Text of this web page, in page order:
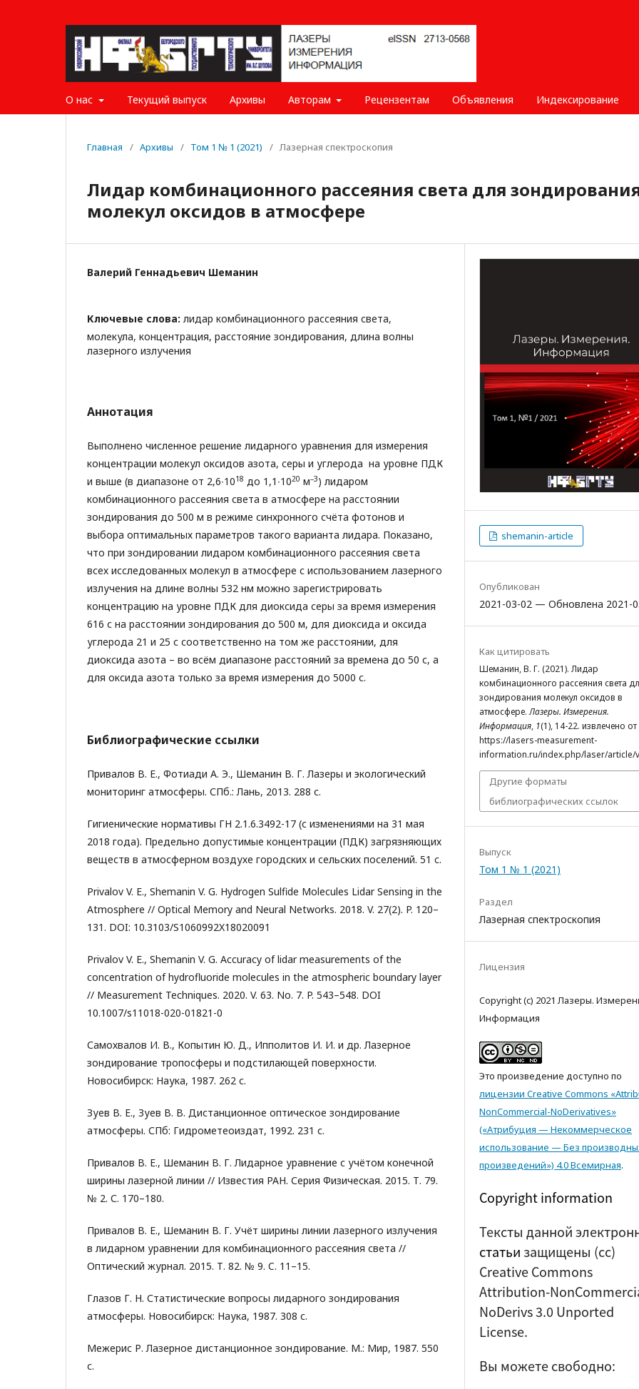
О нас Текущий выпуск Архивы Авторам Рецензентам Объявления Индексирование
Главная / Архивы / Том 1 № 1 (2021) / Лазерная спектроскопия
Лидар комбинационного рассеяния света для
молекул оксидов в атмосфере
Валерий Геннадьевич Шеманин
Ключевые слова: лидар комбинационного рассеяния света,
молекула, концентрация, расстояние зондирования, длина волны
лазерного излучения
Аннотация
Выполнено численное решение лидарного уравнения для измерения
концентрации молекул оксидов азота, серы и углерода на уровне ПДК
и выше (в диапазоне от 2,6∙1018 до 1,1∙1020 м–3) лидаром
комбинационного рассеяния света в атмосфере на расстоянии
зондирования до 500 м в режиме синхронного счёта фотонов и
выбора оптимальных параметров такого варианта лидара. Показано,
что при зондировании лидаром комбинационного рассеяния света
всех исследованных молекул в атмосфере с использованием лазерного
излучения на длине волны 532 нм можно зарегистрировать
концентрацию на уровне ПДК для диоксида серы за время измерения
616 с на расстоянии зондирования до 500 м, для диоксида и оксида
углерода 21 и 25 с соответственно на том же расстоянии, для
диоксида азота – во всём диапазоне расстояний за времена до 50 с, а
для оксида азота только за время измерения до 5000 с.
Библиографические ссылки
Привалов В. Е., Фотиади А. Э., Шеманин В. Г. Лазеры и экологический
мониторинг атмосферы. СПб.: Лань, 2013. 288 с.
Гигиенические нормативы ГН 2.1.6.3492-17 (с изменениями на 31 мая
2018 года). Предельно допустимые концентрации (ПДК) загрязняющих
веществ в атмосферном воздухе городских и сельских поселений. 51 c.
Privalov V. E., Shemanin V. G. Hydrogen Sulfide Molecules Lidar Sensing in the
Atmosphere // Optical Memory and Neural Networks. 2018. V. 27(2). P. 120–
131. DOI: 10.3103/S1060992X18020091
Privalov V. E., Shemanin V. G. Accuracy of lidar measurements of the
concentration of hydrofluoride molecules in the atmospheric boundary layer
// Measurement Techniques. 2020. V. 63. No. 7. P. 543–548. DOI
10.1007/s11018-020-01821-0
Самохвалов И. В., Копытин Ю. Д., Ипполитов И. И. и др. Лазерное
зондирование тропосферы и подстилающей поверхности.
Новосибирск: Наука, 1987. 262 с.
Зуев В. Е., Зуев В. В. Дистанционное оптическое зондирование
атмосферы. СПб: Гидрометеоиздат, 1992. 231 с.
Привалов В. Е., Шеманин В. Г. Лидарное уравнение с учётом конечной
ширины лазерной линии // Известия РАН. Серия Физическая. 2015. Т. 79.
№ 2. С. 170–180.
Привалов В. Е., Шеманин В. Г. Учёт ширины линии лазерного излучения
в лидарном уравнении для комбинационного рассеяния света //
Оптический журнал. 2015. Т. 82. № 9. C. 11–15.
Глазов Г. Н. Статистические вопросы лидарного зондирования
атмосферы. Новосибирск: Наука, 1987. 308 с.
Межерис Р. Лазерное дистанционное зондирование. М.: Мир, 1987. 550
с.
shemanin-article
Опубликован
2021-03-02 — Обновлена 2021-
Как цитировать
Шеманин, В. Г. (2021). Лидар
комбинационного рассеяния света
зондирования молекул оксидов в
атмосфере.Лазеры. Измерения.
Информация, 1(1), 14-22. извлечено от
https://lasers-measurement-
information.ru/index.php/laser/article/
Другие форматы
библиографических ссылок
Выпуск
Том 1 № 1 (2021)
Раздел
Лазерная спектроскопия
Лицензия
Copyright (c) 2021 Лазеры.
Информация
Это произведение доступно по
лицензии Creative Commons
NonCommercial-NoDerivatives»
(«Атрибуция — Некоммерческое
использование — Без
произведений») 4.0 Всемирная.
Copyright information
Тексты данной
статьи защищены (cc)
Creative Commons
Attribution-
NoDerivs 3.0 Unported
License.
Вы можете свободно: